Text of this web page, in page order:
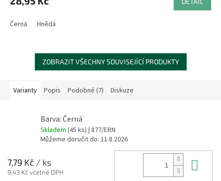
Černá Hnědá
ZOBRAZIT VŠECHNY SOUVISEJÍCÍ PRODUKTY
Varianty Popis Podobné (7) Diskuze
Barva: Černá
Skladem (45 ks) | 877/ERN
Můžeme doručit do: 11.8.2026
7,79 Kč / ks
9,43 Kč včetně DPH